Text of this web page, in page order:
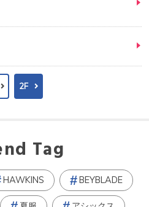
2F
Tag
HAWKINS BEYBLADE